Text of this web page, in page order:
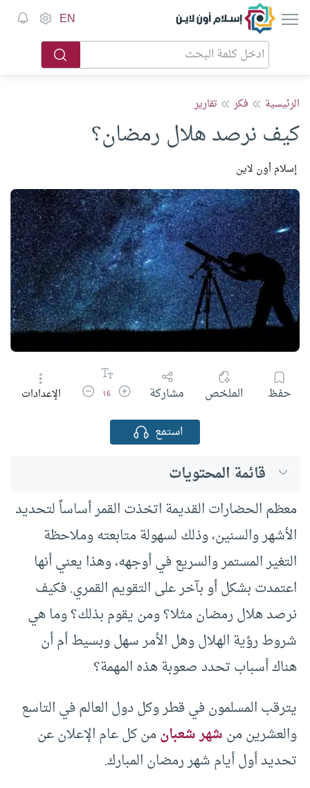
إسلام أون لاين EN
الرئيسية فكر تقارير
كيف نرصد هلال رمضان؟
إسلام أون لاين
حفظ الملخص مشاركة زيادة حجم الخط
16 تقليل حجم الخط
الإعدادات
استمع
قائمة المحتويات
معظم الحضارات القديمة اتخذت القمر أساساً لتحديد
الأشهر والسنين، وذلك لسهولة متابعته وملاحظة
التغير المستمر والسريع في أوجهه، وهذا يعني أنها
اعتمدت بشكل أو بآخر على التقويم القمري. فكيف
نرصد هلال رمضان مثلا؟ ومن يقوم بذلك؟ وما هي
شروط رؤية الهلال وهل الأمر سهل وبسيط أم أن
هناك أسباب تحدد صعوبة هذه المهمة؟
يترقب المسلمون في قطر وكل دول العالم في التاسع
والعشرين منشهر شعبانمن كل عام الإعلان عن
تحديد أول أيام شهر رمضان المبارك.